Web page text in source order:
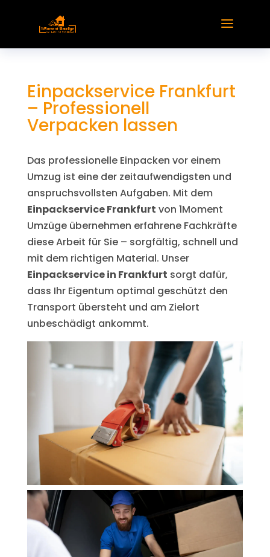
Einpackservice Frankfurt
– Professionell
Verpacken lassen
Das professionelle Einpacken vor einem
Umzug ist eine der zeitaufwendigsten und
anspruchsvollsten Aufgaben. Mit dem
Einpackservice Frankfurt von 1Moment
Umzüge übernehmen erfahrene Fachkräfte
diese Arbeit für Sie – sorgfältig, schnell und
mit dem richtigen Material. Unser
Einpackservice in Frankfurt sorgt dafür,
dass Ihr Eigentum optimal geschützt den
Transport übersteht und am Zielort
unbeschädigt ankommt.